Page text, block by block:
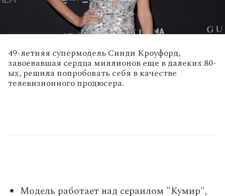
49-летняя супермодель Синди Кроуфорд,
завоевавшая сердца миллионов еще в далеких 80-
ых, решила попробовать себя в качестве
телевизионного продюсера.
Модель работает над сераилом "Кумир",